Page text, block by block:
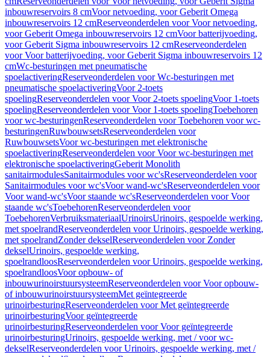
inbouwreservoirs 8 cmVoor netvoeding, voor Geberit Omega
inbouwreservoirs 12 cmReserveonderdelen voor Voor netvoeding,
voor Geberit Omega inbouwreservoirs 12 cmVoor batterijvoeding,
voor Geberit Sigma inbouwreservoirs 12 cmReserveonderdelen
voor Voor batterijvoeding, voor Geberit Sigma inbouwreservoirs 12
cmWc-besturingen met pneumatische
spoelactiveringReserveonderdelen voor Wc-besturingen met
pneumatische spoelactiveringVoor 2-toets
spoelingReserveonderdelen voor Voor 2-toets spoelingVoor 1-toets
spoelingReserveonderdelen voor Voor 1-toets spoelingToebehoren
voor wc-besturingenReserveonderdelen voor Toebehoren voor wc-
besturingenRuwbouwsetsReserveonderdelen voor
RuwbouwsetsVoor wc-besturingen met elektronische
spoelactiveringReserveonderdelen voor Voor wc-besturingen met
elektronische spoelactiveringGeberit Monolith
sanitairmodulesSanitairmodules voor wc'sReserveonderdelen voor
Sanitairmodules voor wc'sVoor wand-wc'sReserveonderdelen voor
Voor wand-wc'sVoor staande wc'sReserveonderdelen voor Voor
staande wc'sToebehorenReserveonderdelen voor
ToebehorenVerbruiksmateriaalUrinoirsUrinoirs, gespoelde werking,
met spoelrandReserveonderdelen voor Urinoirs, gespoelde werking,
met spoelrandZonder dekselReserveonderdelen voor Zonder
dekselUrinoirs, gespoelde werking,
spoelrandloosReserveonderdelen voor Urinoirs, gespoelde werking,
spoelrandloosVoor opbouw- of
inbouwurinoirstuursysteemReserveonderdelen voor Voor opbouw-
of inbouwurinoirstuursysteemMet geïntegreerde
urinoirbesturingReserveonderdelen voor Met geïntegreerde
urinoirbesturingVoor geïntegreerde
urinoirbesturingReserveonderdelen voor Voor geïntegreerde
urinoirbesturingUrinoirs, gespoelde werking, met / voor wc-
dekselReserveonderdelen voor Urinoirs, gespoelde werking, met /